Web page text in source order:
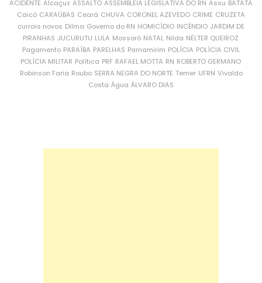
ACIDENTE Alcaçuz ASSALTO ASSEMBLEIA LEGISLATIVA DO RN Assu BATATA
Caicó CARAÚBAS Ceará CHUVA CORONEL AZEVEDO CRIME CRUZETA
currais novos Dilma Governo do RN HOMICÍDIO INCÊNDIO JARDIM DE
PIRANHAS JUCURUTU LULA Mossoró NATAL Nilda NÉLTER QUEIROZ
Pagamento PARAÍBA PARELHAS Parnamirim POLÍCIA POLÍCIA CIVIL
POLÍCIA MILITAR Política PRF RAFAEL MOTTA RN ROBERTO GERMANO
Robinson Faria Roubo SERRA NEGRA DO NORTE Temer UFRN Vivaldo
Costa Água ÁLVARO DIAS